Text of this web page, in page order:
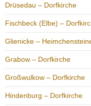
Drüsedau – Dorfkirche
Fischbeck (Elbe) –
Glienicke –
Grabow – Dorfkirche
Großwulkow – Dorfkirche
Hindenburg – Dorfkirche